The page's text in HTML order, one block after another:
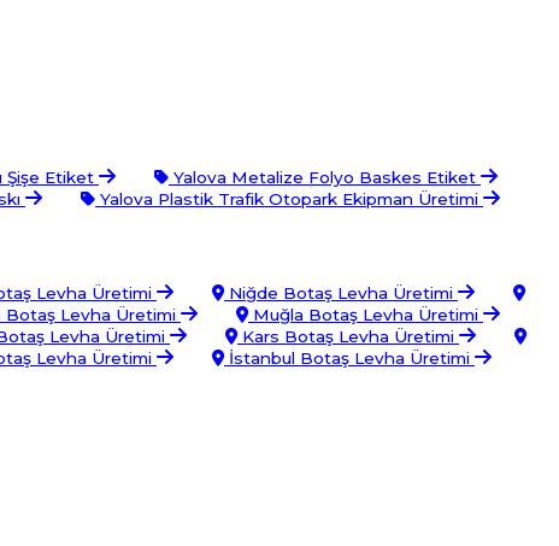
Şişe Etiket
Yalova Metalize Folyo Baskes Etiket
Yalova Plastik Trafik Otopark Ekipman Üretimi
Levha Üretimi
Niğde Botaş Levha Üretimi
Botaş Levha Üretimi
Muğla Botaş Levha Üretimi
Levha Üretimi
Kars Botaş Levha Üretimi
Levha Üretimi İstanbul Botaş Levha Üretimi